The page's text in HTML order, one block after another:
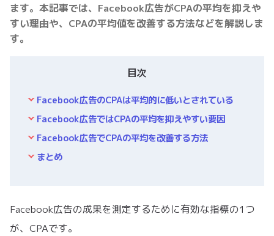
ます。本記事では、Facebook広告がCPAの平均を抑えや
すい理由や、CPAの平均値を改善する方法などを解説しま
す。
目次
Facebook広告のCPAは平均的に低いとされている
Facebook広告ではCPAの平均を抑えやすい要因
Facebook広告でCPAの平均を改善する方法
まとめ
Facebook広告の成果を測定するために有効な指標の1つ
が、CPAです。